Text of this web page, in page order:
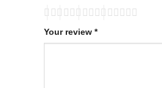
Your review *